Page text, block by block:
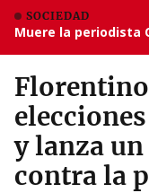
SOCIEDAD
Muere la periodista
y lanza
contra la